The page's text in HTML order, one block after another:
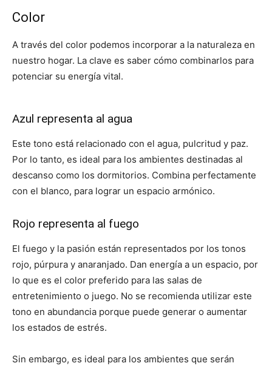
Color
A través del color podemos incorporar a la naturaleza en
nuestro hogar. La clave es saber cómo combinarlos para
potenciar su energía vital.
Azul representa al agua
Este tono está relacionado con el agua, pulcritud y paz.
Por lo tanto, es ideal para los ambientes destinadas al
descanso como los dormitorios. Combina perfectamente
con el blanco, para lograr un espacio armónico.
Rojo representa al fuego
El fuego y la pasión están representados por los tonos
rojo, púrpura y anaranjado. Dan energía a un espacio, por
lo que es el color preferido para las salas de
entretenimiento o juego. No se recomienda utilizar este
tono en abundancia porque puede generar o aumentar
los estados de estrés.
Sin embargo, es ideal para los ambientes que serán